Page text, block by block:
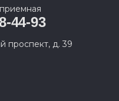
44-93
проспект, д. 39